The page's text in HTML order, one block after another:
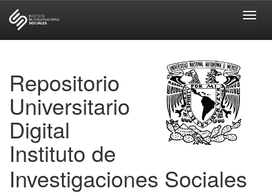
Repositorio
Universitario
Digital
Instituto de
Investigaciones Sociales